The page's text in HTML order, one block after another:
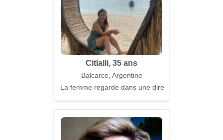
Citlalli, 35 ans
Balcarce, Argentine
La femme regarde dans une direction